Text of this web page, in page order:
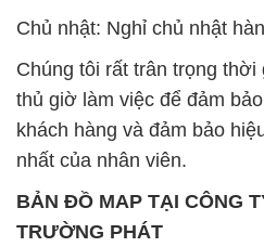
Chủ nhật: Nghỉ chủ nhật
Chúng tôi rất trân trọng thời
thủ giờ làm việc để đảm
khách hàng và đảm bảo
nhất của nhân viên.
BẢN ĐỒ MAP TẠI CÔNG
TRƯỜNG PHÁT